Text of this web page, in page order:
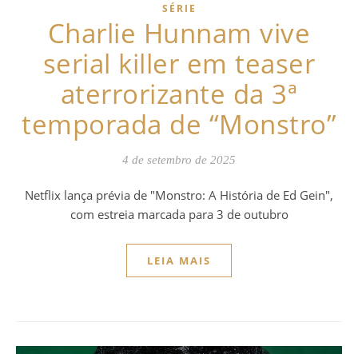
SÉRIE
Charlie Hunnam vive
serial killer em teaser
aterrorizante da 3ª
temporada de “Monstro”
4 de setembro de 2025
Netflix lança prévia de "Monstro: A História de Ed Gein",
com estreia marcada para 3 de outubro
LEIA MAIS